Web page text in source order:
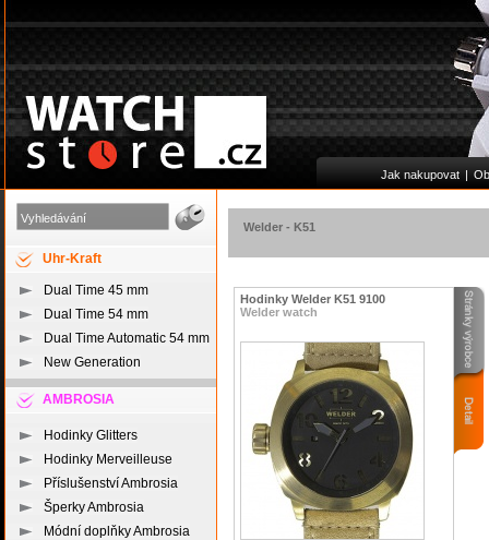
Jak nakupovat |
Uhr-Kraft
Dual Time 45 mm
Dual Time 54 mm
Dual Time Automatic 54 mm
New Generation
AMBROSIA
Hodinky Glitters
Hodinky Merveilleuse
Příslušenství Ambrosia
Šperky Ambrosia
Módní doplňky Ambrosia
Welder - K51
Hodinky Welder K51 9100
Welder watch